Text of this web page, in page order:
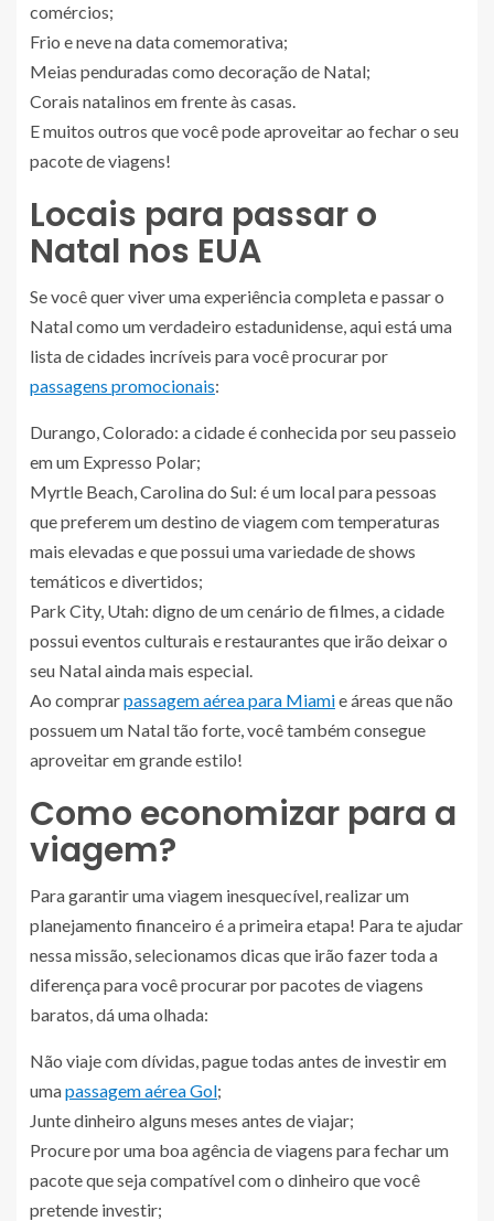
comércios;
Frio e neve na data comemorativa;
Meias penduradas como decoração de Natal;
Corais natalinos em frente às casas.
E muitos outros que você pode aproveitar ao fechar o seu
pacote de viagens!
Locais para passar o
Natal nos EUA
Se você quer viver uma experiência completa e passar o
Natal como um verdadeiro estadunidense, aqui está uma
lista de cidades incríveis para você procurar por
passagens promocionais:
Durango, Colorado: a cidade é conhecida por seu passeio
em um Expresso Polar;
Myrtle Beach, Carolina do Sul: é um local para pessoas
que preferem um destino de viagem com temperaturas
mais elevadas e que possui uma variedade de shows
temáticos e divertidos;
Park City, Utah: digno de um cenário de filmes, a cidade
possui eventos culturais e restaurantes que irão deixar o
seu Natal ainda mais especial.
Ao comprarpassagem aérea para Miamie áreas que não
possuem um Natal tão forte, você também consegue
aproveitar em grande estilo!
Como economizar para a
viagem?
Para garantir uma viagem inesquecível, realizar um
planejamento financeiro é a primeira etapa! Para te ajudar
nessa missão, selecionamos dicas que irão fazer toda a
diferença para você procurar por pacotes de viagens
baratos, dá uma olhada:
Não viaje com dívidas, pague todas antes de investir em
umapassagem aérea Gol;
Junte dinheiro alguns meses antes de viajar;
Procure por uma boa agência de viagens para fechar um
pacote que seja compatível com o dinheiro que você
pretende investir;